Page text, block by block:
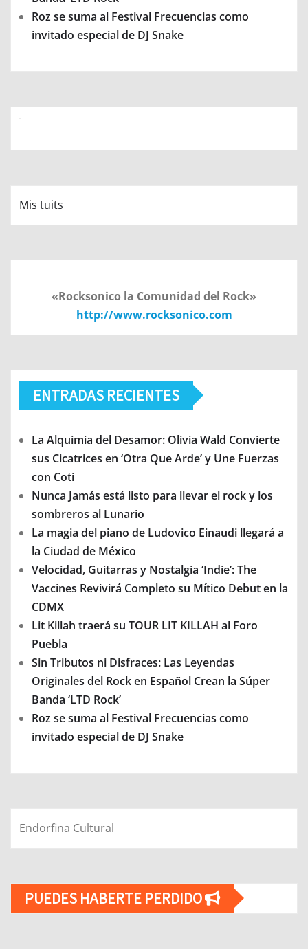
Roz se suma al Festival Frecuencias como
invitado especial de DJ Snake
Mis tuits
«Rocksonico la Comunidad del Rock»
http://www.rocksonico.com
ENTRADAS RECIENTES
La Alquimia del Desamor: Olivia Wald Convierte
sus Cicatrices en ‘Otra Que Arde’ y Une Fuerzas
con Coti
Nunca Jamás está listo para llevar el rock y los
sombreros al Lunario
La magia del piano de Ludovico Einaudi llegará a
la Ciudad de México
Velocidad, Guitarras y Nostalgia ‘Indie’: The
Vaccines Revivirá Completo su Mítico Debut en la
CDMX
Lit Killah traerá su TOUR LIT KILLAH al Foro
Puebla
Sin Tributos ni Disfraces: Las Leyendas
Originales del Rock en Español Crean la Súper
Banda ‘LTD Rock’
Roz se suma al Festival Frecuencias como
invitado especial de DJ Snake
Endorfina Cultural
PUEDES HABERTE PERDIDO